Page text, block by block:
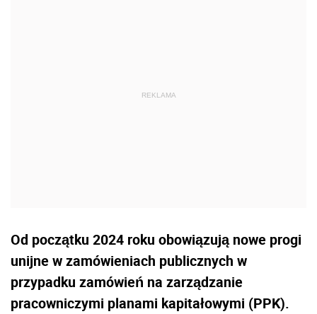
Od początku 2024 roku obowiązują nowe progi
unijne w zamówieniach publicznych w
przypadku zamówień na zarządzanie
pracowniczymi planami kapitałowymi (PPK).